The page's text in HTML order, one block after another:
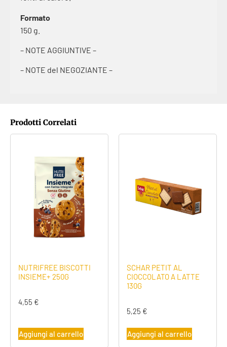
Formato
150 g.
– NOTE AGGIUNTIVE –
– NOTE del NEGOZIANTE –
Prodotti Correlati
NUTRIFREE BISCOTTI
INSIEME+ 250G
4,55 €
Aggiungi al carrello
SCHAR PETIT AL
CIOCCOLATO A LATTE
130G
5,25 €
Aggiungi al carrello